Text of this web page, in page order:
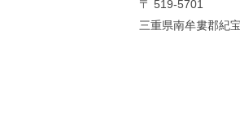
〒 519-5701
三重県南牟婁郡紀